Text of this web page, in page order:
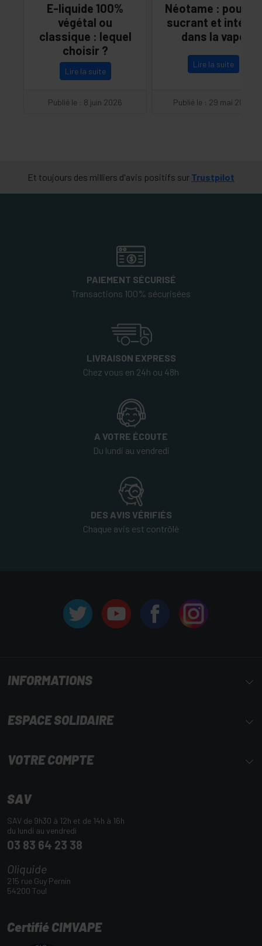
E-liquide 100%
végétal ou
classique : lequel
choisir ?
Lire la suite
Publié le : 8 juin 2026
Néotame : pouvoir
sucrant et intérêt
dans la vape
Lire la suite
Publié le : 29 mai 2026
Et toujours des milliers d'avis positifs sur Trustpilot
PAIEMENT SÉCURISÉ
Transactions 100% sécurisées
LIVRAISON EXPRESS
Chez vous en 24h ou 48h
A VOTRE ÉCOUTE
Du lundi au vendredi
DES AVIS VÉRIFIÉS
Chaque avis est contrôlé
INFORMATIONS
ESPACE SOLIDAIRE
VOTRE COMPTE
SAV
SAV de 9h30 à 12h et de 14h à 16h
du lundi au vendredi
03 83 64 23 38
Oliquide
215 rue Guy Pernin
54200 Toul
Certifié CIMVAPE